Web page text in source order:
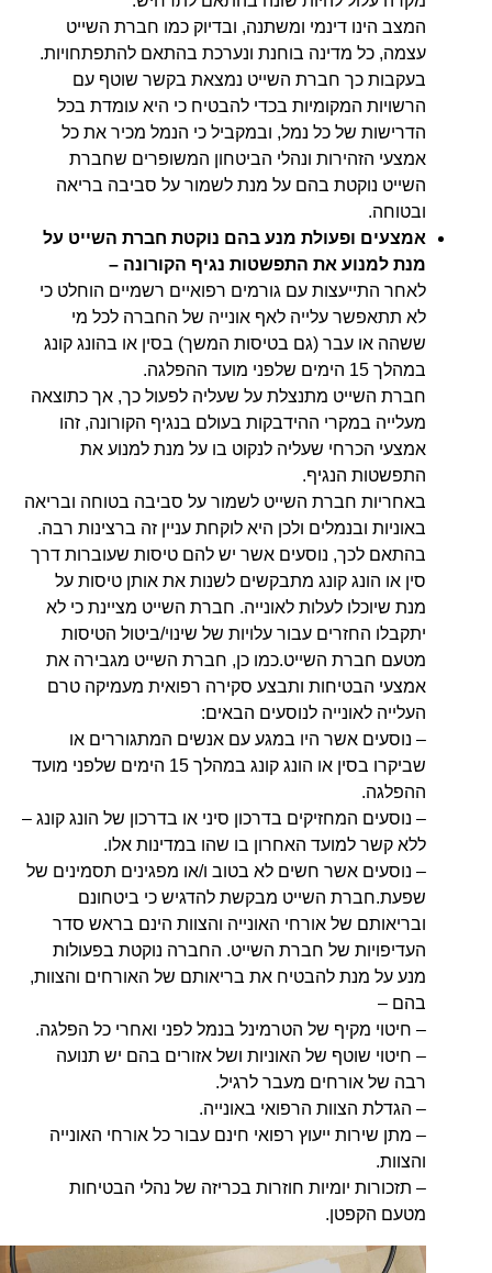
המצב הינו דינמי ומשתנה, ובדיוק כמו חברת השייט
עצמה, כל מדינה בוחנת ונערכת בהתאם להתפתחויות.
בעקבות כך חברת השייט נמצאת בקשר שוטף עם
הרשויות המקומיות בכדי להבטיח כי היא עומדת בכל
הדרישות של כל נמל, ובמקביל כי הנמל מכיר את כל
אמצעי הזהירות ונהלי הביטחון המשופרים שחברת
השייט נוקטת בהם על מנת לשמור על סביבה בריאה
ובטוחה.
אמצעים ופעולת מנע בהם נוקטת חברת השייט על
מנת למנוע את התפשטות נגיף הקורונה –
לאחר התייעצות עם גורמים רפואיים רשמיים הוחלט כי
לא תתאפשר עלייה לאף אונייה של החברה לכל מי
ששהה או עבר (גם בטיסות המשך) בסין או בהונג קונג
במהלך 15 הימים שלפני מועד ההפלגה.
חברת השייט מתנצלת על שעליה לפעול כך, אך כתוצאה
מעלייה במקרי ההידבקות בעולם בנגיף הקורונה, זהו
אמצעי הכרחי שעליה לנקוט בו על מנת למנוע את
התפשטות הנגיף.
באחריות חברת השייט לשמור על סביבה בטוחה ובריאה
באוניות ובנמלים ולכן היא לוקחת עניין זה ברצינות רבה.
בהתאם לכך, נוסעים אשר יש להם טיסות שעוברות דרך
סין או הונג קונג מתבקשים לשנות את אותן טיסות על
מנת שיוכלו לעלות לאונייה. חברת השייט מציינת כי לא
יתקבלו החזרים עבור עלויות של שינוי/ביטול הטיסות
מטעם חברת השייט.כמו כן, חברת השייט מגבירה את
אמצעי הבטיחות ותבצע סקירה רפואית מעמיקה טרם
העלייה לאונייה לנוסעים הבאים:
– נוסעים אשר היו במגע עם אנשים המתגוררים או
שביקרו בסין או הונג קונג במהלך 15 הימים שלפני מועד
ההפלגה.
– נוסעים המחזיקים בדרכון סיני או בדרכון של הונג קונג –
ללא קשר למועד האחרון בו שהו במדינות אלו.
– נוסעים אשר חשים לא בטוב ו/או מפגינים תסמינים של
שפעת.חברת השייט מבקשת להדגיש כי ביטחונם
ובריאותם של אורחי האונייה והצוות הינם בראש סדר
העדיפויות של חברת השייט. החברה נוקטת בפעולות
מנע על מנת להבטיח את בריאותם של האורחים והצוות,
בהם –
– חיטוי מקיף של הטרמינל בנמל לפני ואחרי כל הפלגה.
– חיטוי שוטף של האוניות ושל אזורים בהם יש תנועה
רבה של אורחים מעבר לרגיל.
– הגדלת הצוות הרפואי באונייה.
– מתן שירות ייעוץ רפואי חינם עבור כל אורחי האונייה
והצוות.
– תזכורות יומיות חוזרות בכריזה של נהלי הבטיחות
מטעם הקפטן.